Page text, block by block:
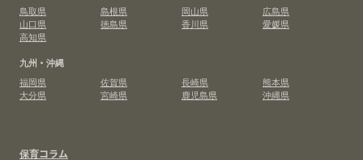
鳥取県
島根県 岡山県
広島県
山口県
徳島県 香川県
愛媛県
高知県
九州・沖縄
福岡県
佐賀県 長崎県
熊本県
大分県
宮崎県 鹿児島県 沖縄県
保育コラム